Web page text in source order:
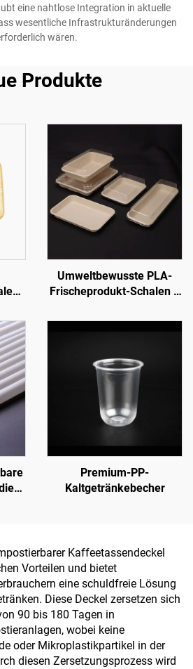
eine nahtlose Integration in aktuelle
wesentliche Infrastrukturänderungen
wären.
Produkte
Umweltbewusste PLA-
Frischeprodukt-Schalen –
verkaufen und lagern
Premium-PP-
Kaltgetränkebecher
Kaffeetassendeckel
Vorteilen und bietet
eine schuldfreie Lösung
Diese Deckel zersetzen sich
90 bis 180 Tagen in
wobei keine
oder Mikroplastikpartikel in der
diesen Zersetzungsprozess wird